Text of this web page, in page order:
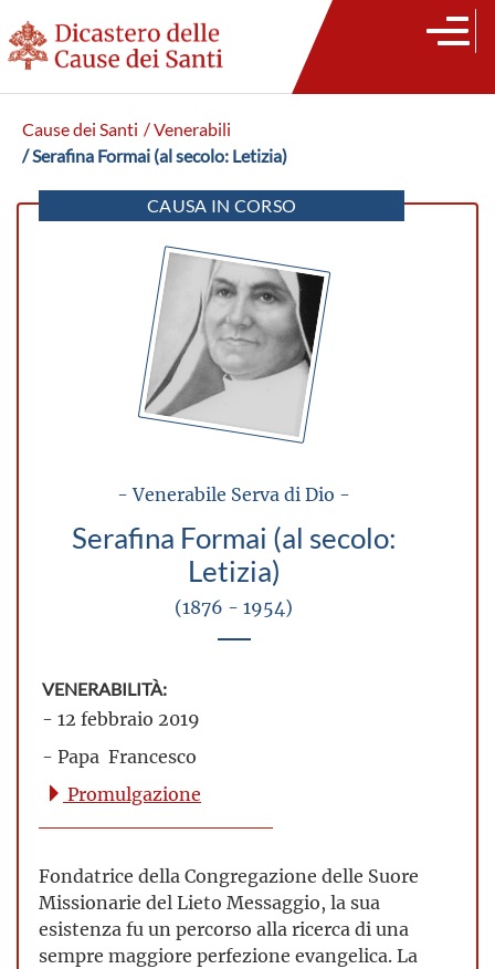
Cause dei Santi / Venerabili
/ Serafina Formai (al secolo: Letizia)
CAUSA IN CORSO
- Venerabile Serva di Dio -
Serafina Formai (al secolo:
Letizia)
(1876 - 1954)
VENERABILITÀ:
- 12 febbraio 2019
- Papa Francesco
Promulgazione
Fondatrice della Congregazione delle Suore
Missionarie del Lieto Messaggio, la sua
esistenza fu un percorso alla ricerca di una
sempre maggiore perfezione evangelica. La